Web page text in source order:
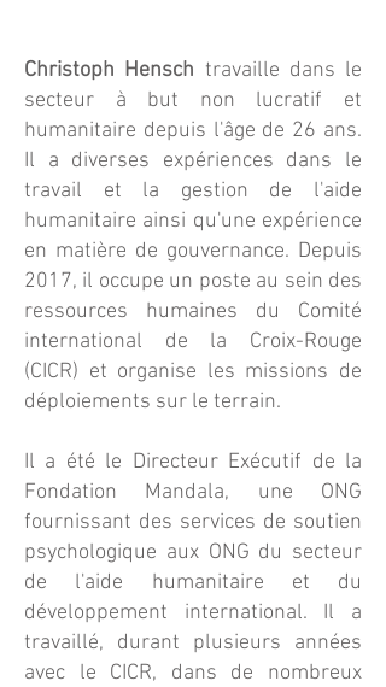
Christoph Hensch travaille dans le
secteur à but non lucratif et
humanitaire depuis l'âge de 26 ans.
Il a diverses expériences dans le
travail et la gestion de l'aide
humanitaire ainsi qu'une expérience
en matière de gouvernance. Depuis
2017, il occupe un poste au sein des
ressources humaines du Comité
international de la Croix-Rouge
(CICR) et organise les missions de
déploiements sur le terrain.
Il a été le Directeur Exécutif de la
Fondation Mandala, une ONG
fournissant des services de soutien
psychologique aux ONG du secteur
de l'aide humanitaire et du
développement international. Il a
travaillé, durant plusieurs années
avec le CICR, dans de nombreux